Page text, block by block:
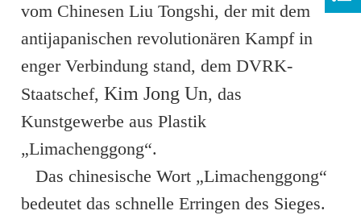
vom Chinesen Liu Tongshi, der mit dem
antijapanischen revolutionären Kampf in
enger Verbindung stand, dem DVRK-
Staatschef,Kim Jong Un, das
Kunstgewerbe aus Plastik
„Limachenggong“.
Das chinesische Wort „Limachenggong“
bedeutet das schnelle Erringen des Sieges.